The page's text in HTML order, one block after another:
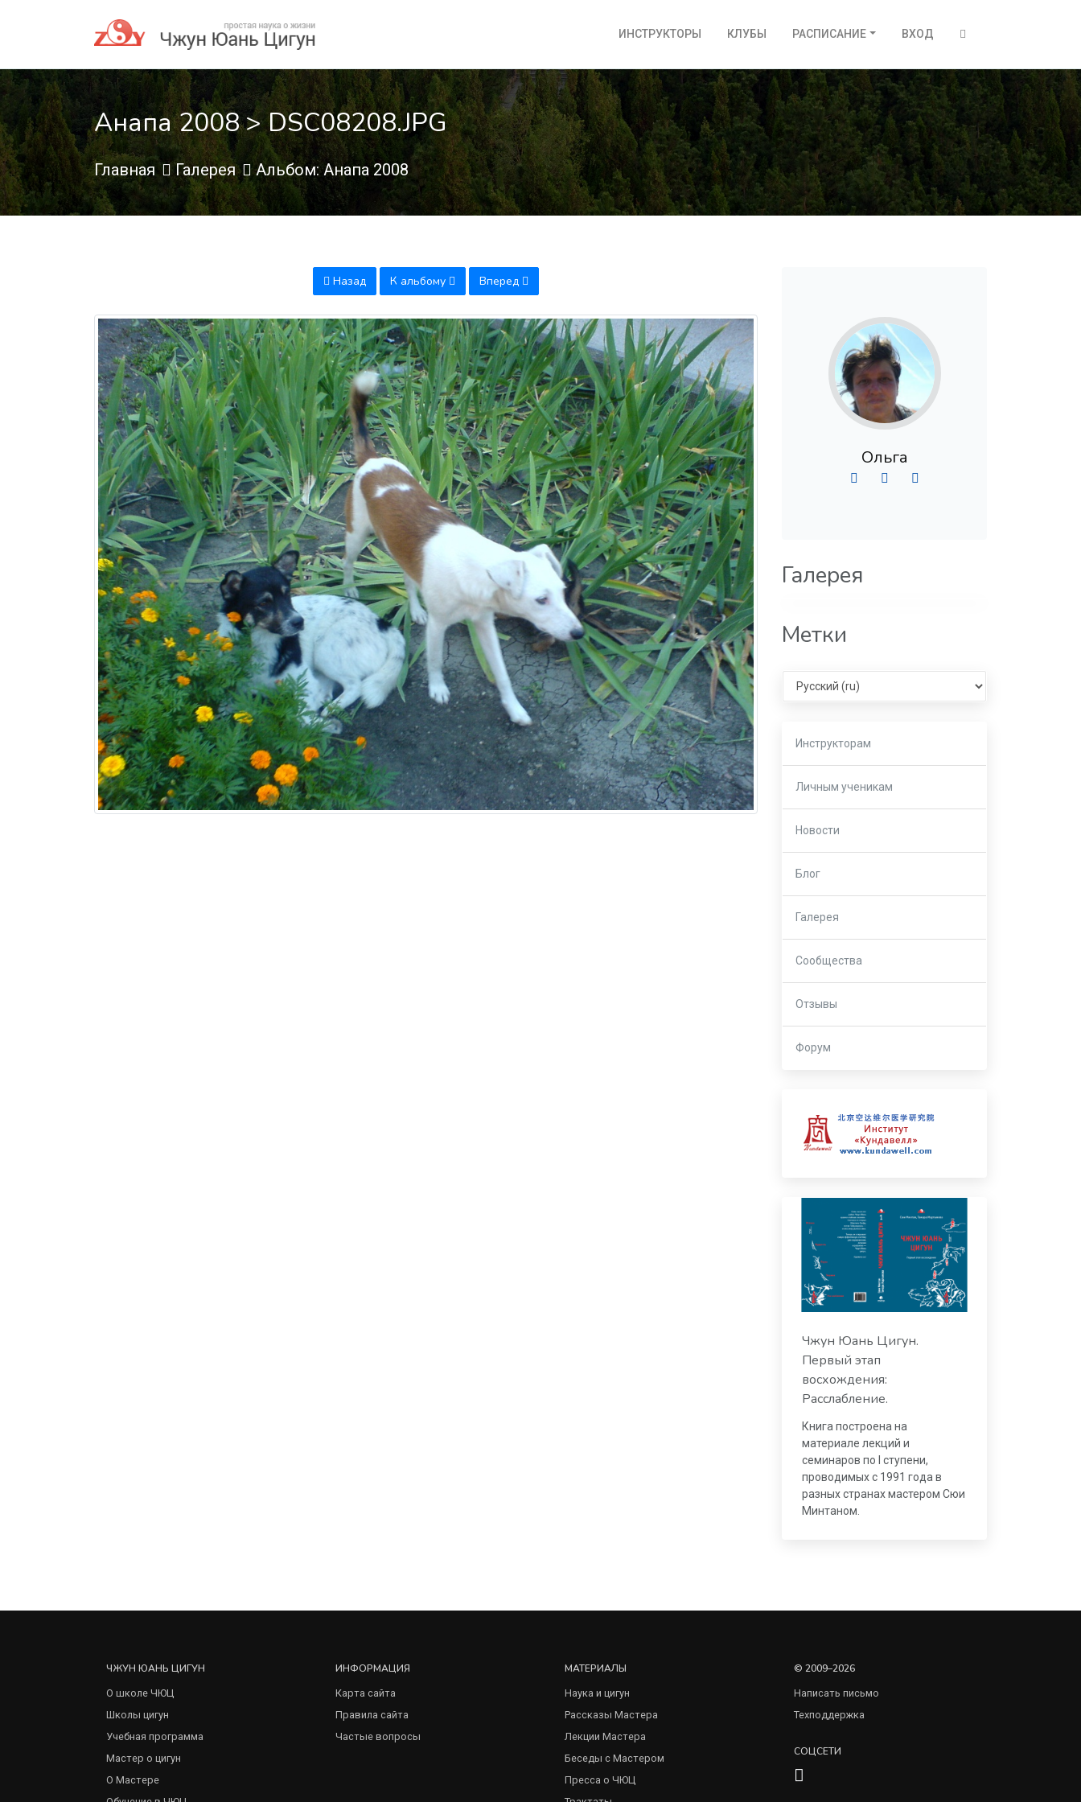
ИНСТРУКТОРЫ КЛУБЫ РАСПИСАНИЕ ВХОД
Анапа 2008 > DSC08208.JPG
Главная Галерея Альбом: Анапа 2008
Назад К альбому Вперед
Ольга
Галерея
Метки
Select language
Инструкторам
Личным ученикам
Новости
Блог
Галерея
Сообщества
Отзывы
Форум
Чжун Юань Цигун.
Первый этап
восхождения:
Расслабление.
Книга построена на
материале лекций и
семинаров по I ступени,
проводимых с 1991 года в
разных странах мастером Сюи
Минтаном.
ЧЖУН ЮАНЬ ЦИГУН
О школе ЧЮЦ
Школы цигун
Учебная программа
Мастер о цигун
О Мастере
ИНФОРМАЦИЯ
Карта сайта
Правила сайта
Частые вопросы
МАТЕРИАЛЫ
Наука и цигун
Рассказы Мастера
Лекции Мастера
Беседы с Мастером
Пресса о ЧЮЦ
© 2009–2026
Написать письмо
Техподдержка
СОЦСЕТИ